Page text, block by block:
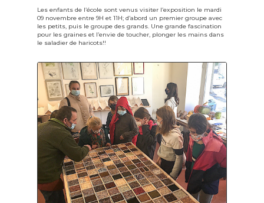
Les enfants de l’école sont venus visiter l’exposition le mardi
09 novembre entre 9H et 11H; d’abord un premier groupe avec
les petits, puis le groupe des grands. Une grande fascination
pour les graines et l’envie de toucher, plonger les mains dans
le saladier de haricots!!